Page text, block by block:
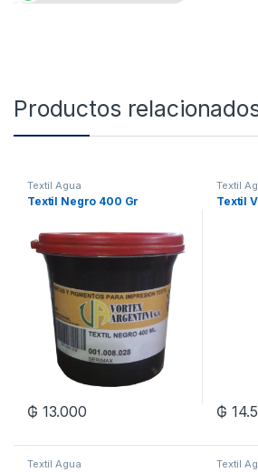
Productos
Textil Agua
Textil Negro 400 Gr
₲ 13.000
Textil
Textil
₲
Textil Agua Textil